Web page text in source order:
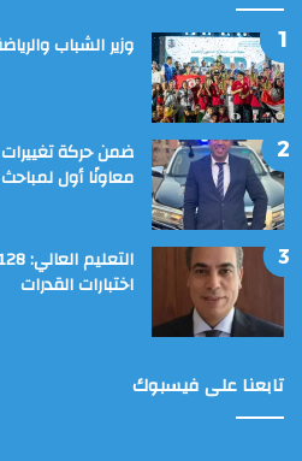
وزير الشباب
ضمن حركة
معاونًا أول
اختبارات القدرات
تابعنا على فيسبوك